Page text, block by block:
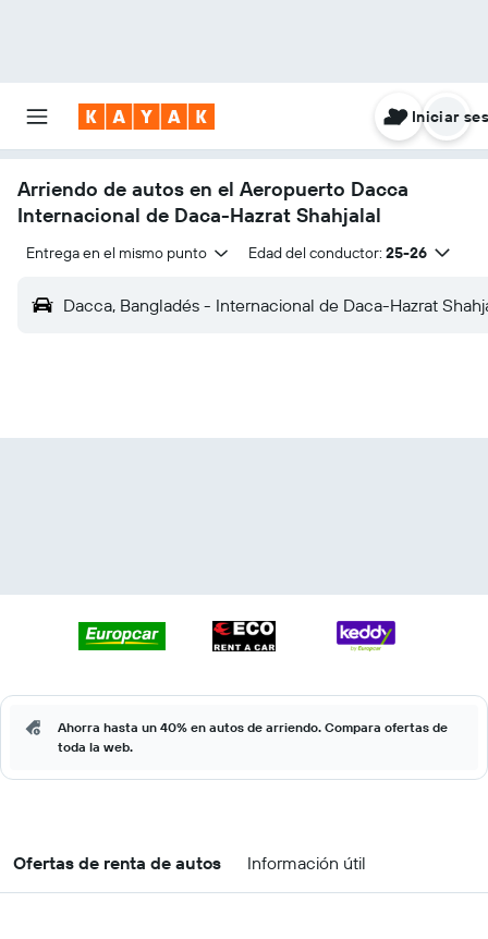
Iniciar
Arriendo de autos en el Aeropuerto Dacca
Internacional de Daca-Hazrat Shahjalal
Entrega en el mismo punto Edad del conductor: 25-26
Dacca, Bangladés - Internacional de Daca-Hazrat
Ahorra hasta un 40% en autos de arriendo. Compara ofertas de
toda la web.
Ofertas de renta de autos Información útil